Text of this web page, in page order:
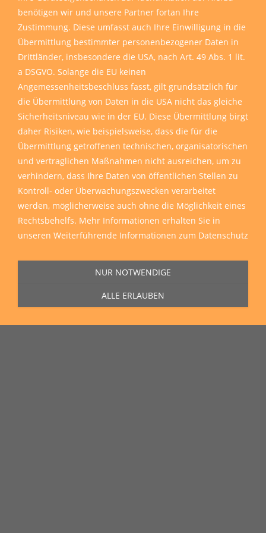
benötigen wir und unsere Partner fortan Ihre
Zustimmung. Diese umfasst auch Ihre Einwilligung in die
Übermittlung bestimmter personenbezogener Daten in
Drittländer, insbesondere die USA, nach Art. 49 Abs. 1 lit.
a DSGVO. Solange die EU keinen
Angemessenheitsbeschluss fasst, gilt grundsätzlich für
die Übermittlung von Daten in die USA nicht das gleiche
Sicherheitsniveau wie in der EU. Diese Übermittlung birgt
daher Risiken, wie beispielsweise, dass die für die
Übermittlung getroffenen technischen, organisatorischen
und vertraglichen Maßnahmen nicht ausreichen, um zu
verhindern, dass Ihre Daten von öffentlichen Stellen zu
Kontroll- oder Überwachungszwecken verarbeitet
werden, möglicherweise auch ohne die Möglichkeit eines
Rechtsbehelfs. Mehr Informationen erhalten Sie in
unseren Weiterführende Informationen zum Datenschutz
NUR NOTWENDIGE
ALLE ERLAUBEN